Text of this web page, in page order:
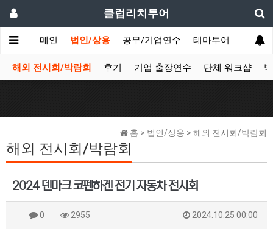
클럽리치투어
메인 법인/상용 공무/기업연수 테마투어 데이투
해외 전시회/박람회 후기 기업 출장연수 단체 워크샵
홈 > 법인/상용 > 해외 전시회/박람회
해외 전시회/박람회
2024 덴마크 코펜하겐 전기 자동차 전시회
0 2955 2024.10.25 00:00